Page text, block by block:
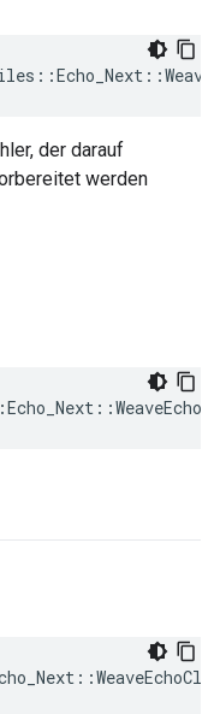
der darauf
werden
Echo_Next ::